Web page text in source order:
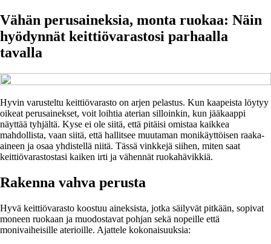
Vähän perusaineksia, monta ruokaa: Näin
hyödynnät keittiövarastosi parhaalla
tavalla
Hyvin varusteltu keittiövarasto on arjen pelastus. Kun kaapeista löytyy
oikeat perusainekset, voit loihtia aterian silloinkin, kun jääkaappi
näyttää tyhjältä. Kyse ei ole siitä, että pitäisi omistaa kaikkea
mahdollista, vaan siitä, että hallitsee muutaman monikäyttöisen raaka-
aineen ja osaa yhdistellä niitä. Tässä vinkkejä siihen, miten saat
keittiövarastostasi kaiken irti ja vähennät ruokahävikkiä.
Rakenna vahva perusta
Hyvä keittiövarasto koostuu aineksista, jotka säilyvät pitkään, sopivat
moneen ruokaan ja muodostavat pohjan sekä nopeille että
monivaiheisille aterioille. Ajattele kokonaisuuksia: